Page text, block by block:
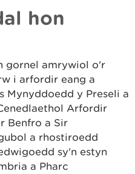
hon
gornel amrywiol o'r
i arfordir eang a
Mynyddoedd y Preseli a
Arfordir
Benfro a Sir
a rhostiroedd
sy'n estyn
a Pharc